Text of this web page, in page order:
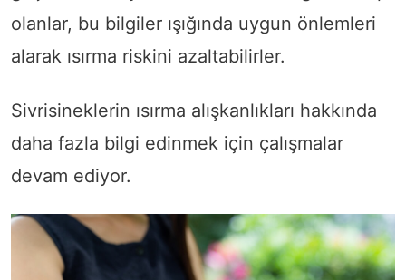
olanlar, bu bilgiler ışığında uygun önlemleri
alarak ısırma riskini azaltabilirler.
Sivrisineklerin ısırma alışkanlıkları hakkında
daha fazla bilgi edinmek için çalışmalar
devam ediyor.